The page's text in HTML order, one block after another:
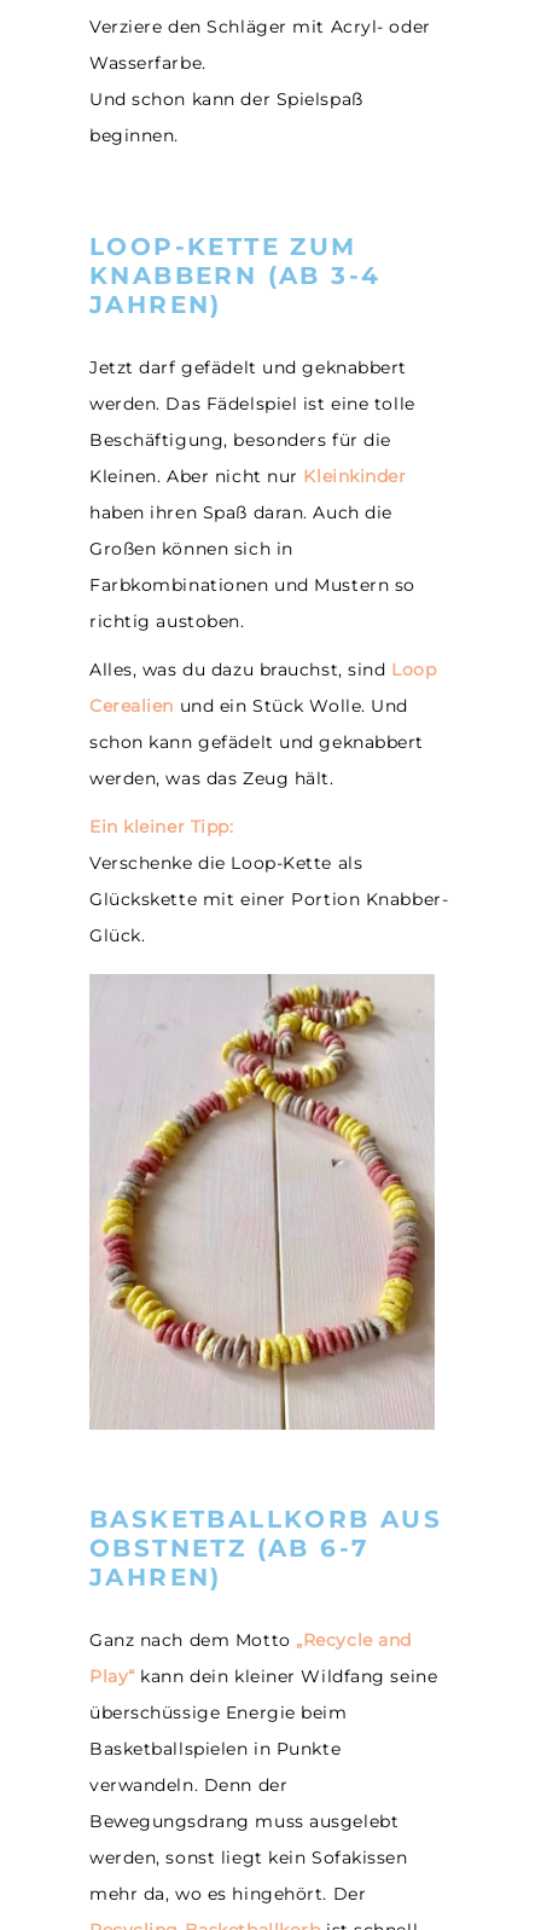
Verziere den Schläger mit Acryl- oder
Wasserfarbe.
Und schon kann der Spielspaß
beginnen.
LOOP-KETTE ZUM
KNABBERN (AB 3-4
JAHREN)
Jetzt darf gefädelt und geknabbert
werden. Das Fädelspiel ist eine tolle
Beschäftigung, besonders für die
Kleinen. Aber nicht nur Kleinkinder
haben ihren Spaß daran. Auch die
Großen können sich in
Farbkombinationen und Mustern so
richtig austoben.
Alles, was du dazu brauchst, sind Loop
Cerealien und ein Stück Wolle. Und
schon kann gefädelt und geknabbert
werden, was das Zeug hält.
Ein kleiner Tipp:
Verschenke die Loop-Kette als
Glückskette mit einer Portion Knabber-
Glück.
BASKETBALLKORB AUS
OBSTNETZ (AB 6-7
JAHREN)
Ganz nach dem Motto „Recycle and
Play“ kann dein kleiner Wildfang seine
überschüssige Energie beim
Basketballspielen in Punkte
verwandeln. Denn der
Bewegungsdrang muss ausgelebt
werden, sonst liegt kein Sofakissen
mehr da, wo es hingehört. Der